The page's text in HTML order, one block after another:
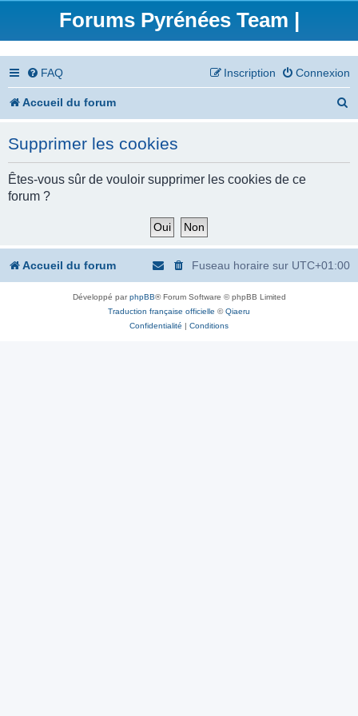
Forums Pyrénées Team |
FAQ Connexion
Inscription
Accueil du forum
c
Supprimer les cookies
Êtes-vous sûr de vouloir supprimer les cookies de ce
forum ?
Accueil du forum Fuseau horaire sur UTC+01:00
Développé parphpBB® Forum Software © phpBB Limited
Traduction française officielle ©Qiaeru
Confidentialité | Conditions